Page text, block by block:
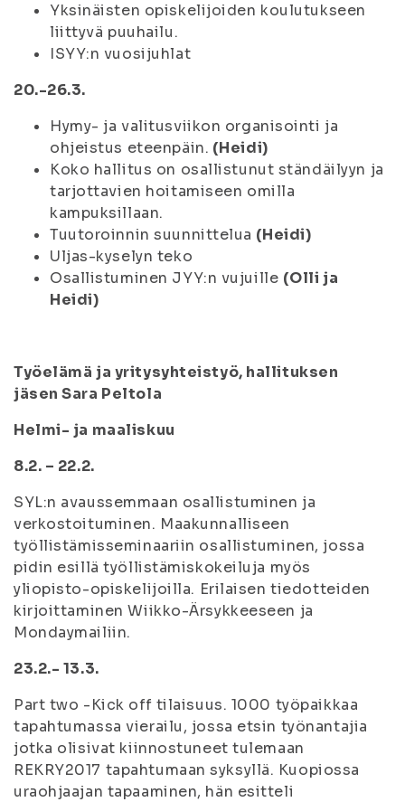
Yksinäisten opiskelijoiden koulutukseen
liittyvä puuhailu.
ISYY:n vuosijuhlat
20.-26.3.
Hymy- ja valitusviikon organisointi ja
ohjeistus eteenpäin. (Heidi)
Koko hallitus on osallistunut ständäilyyn ja
tarjottavien hoitamiseen omilla
kampuksillaan.
Tuutoroinnin suunnittelua (Heidi)
Uljas-kyselyn teko
Osallistuminen JYY:n vujuille (Olli ja
Heidi)
Työelämä ja yritysyhteistyö, hallituksen
jäsen Sara Peltola
Helmi- ja maaliskuu
8.2. – 22.2.
SYL:n avaussemmaan osallistuminen ja
verkostoituminen. Maakunnalliseen
työllistämisseminaariin osallistuminen, jossa
pidin esillä työllistämiskokeiluja myös
yliopisto-opiskelijoilla. Erilaisen tiedotteiden
kirjoittaminen Wiikko-Ärsykkeeseen ja
Mondaymailiin.
23.2.- 13.3.
Part two -Kick off tilaisuus. 1000 työpaikkaa
tapahtumassa vierailu, jossa etsin työnantajia
jotka olisivat kiinnostuneet tulemaan
REKRY2017 tapahtumaan syksyllä. Kuopiossa
uraohjaajan tapaaminen, hän esitteli